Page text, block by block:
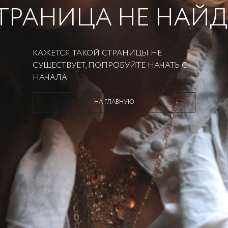
НЕ
КАЖЕТСЯ ТАКОЙ СТРАНИЦЫ НЕ
СУЩЕСТВУЕТ, ПОПРОБУЙТЕ НАЧАТЬ С
НАЧАЛА
НА ГЛАВНУЮ